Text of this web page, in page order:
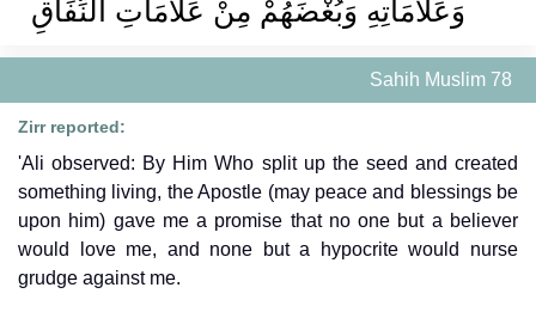
وَعَلاَمَاتِهِ وَبُغْضَهُمْ مِنْ عَلاَمَاتِ النِّفَاقِ
Sahih Muslim 78
Zirr reported:
'Ali observed: By Him Who split up the seed and created
something living, the Apostle (may peace and blessings be
upon him) gave me a promise that no one but a believer
would love me, and none but a hypocrite would nurse
grudge against me.